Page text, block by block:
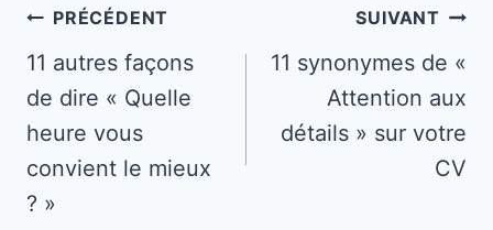
Navigation
de
l’article
PRÉCÉDENT
11 autres façons
de dire « Quelle
heure vous
convient le mieux
? »
SUIVANT
11 synonymes de «
Attention aux
détails » sur votre
CV